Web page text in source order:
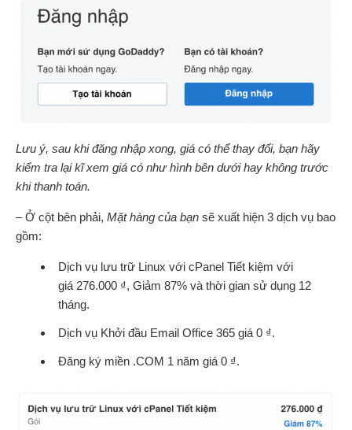
Lưu ý, sau khi đăng nhập xong, giá có thể thay đổi, bạn hãy
kiểm tra lại kĩ xem giá có như hình bên dưới hay không trước
khi thanh toán.
– Ở cột bên phải, Mặt hàng của bạn sẽ xuất hiện 3 dịch vụ bao
gồm:
Dịch vụ lưu trữ Linux với cPanel Tiết kiệm với
giá 276.000 ₫, Giảm 87% và thời gian sử dụng 12
tháng.
Dịch vụ Khởi đầu Email Office 365 giá 0 ₫.
Đăng ký miền .COM 1 năm giá 0 ₫.